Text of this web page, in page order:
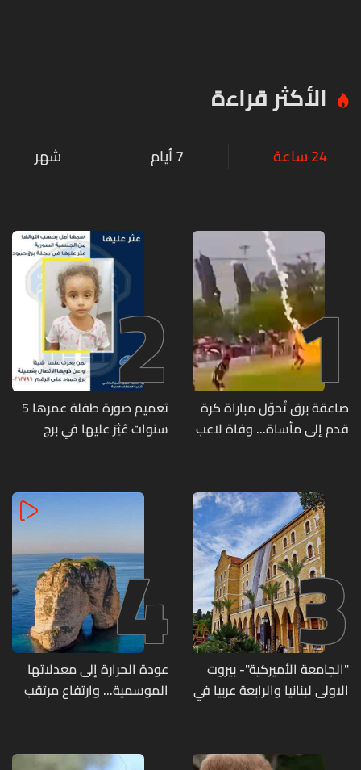
الأكثر قراءة
24 ساعة 7 أيام شهر
1
صاعقة برق تُحوّل مباراة كرة
قدم إلى مأساة... وفاة لاعب
2
تعميم صورة طفلة عمرها 5
سنوات عُثِرَ عليها في برج
3
"الجامعة الأميركية"- بيروت
الاولى لبنانيا والرابعة عربيا في
4
عودة الحرارة إلى معدلاتها
الموسمية... وارتفاع مرتقب